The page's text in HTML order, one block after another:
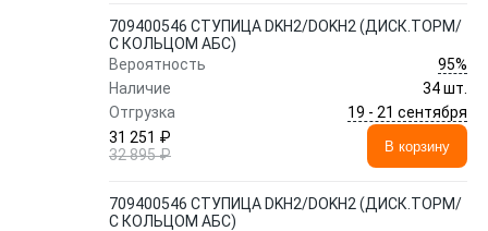
709400546 СТУПИЦА DKH2/DOKH2 (ДИСК.ТОРМ/
С КОЛЬЦОМ АБС)
Вероятность
95%
Наличие
34 шт.
Отгрузка
19 - 21 сентября
31 251 ₽
32 895 ₽
В корзину
709400546 СТУПИЦА DKH2/DOKH2 (ДИСК.ТОРМ/
С КОЛЬЦОМ АБС)